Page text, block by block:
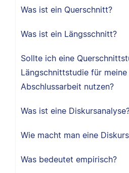
Was ist ein Querschnitt?
Was ist ein Längsschnitt?
Sollte ich eine
Längschnittstudie für meine
Abschlussarbeit nutzen?
Was ist eine
Wie macht man eine
Was bedeutet empirisch?